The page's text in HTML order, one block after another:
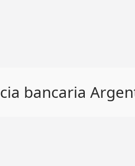
bancaria